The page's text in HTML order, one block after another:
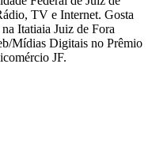
TV e Internet. Gosta
Itatiaia Juiz de Fora
Mídias Digitais no Prêmio
JF.